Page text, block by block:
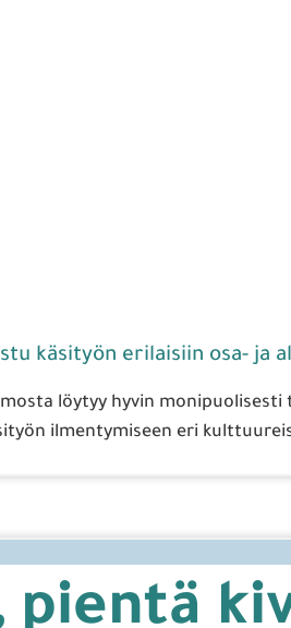
käsityön erilaisiin osa- ja
löytyy hyvin
ilmentymiseen eri
pientä